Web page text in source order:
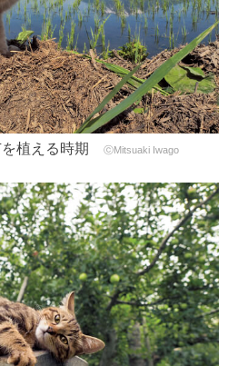
を植える時期 ⓒMitsuaki Iwago